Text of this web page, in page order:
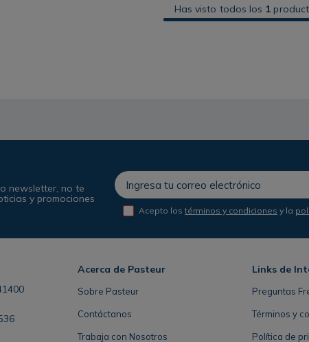
Has visto todos los 1
newsletter, no te
y promociones
Acepto lostérminos y condiciones y la
Acerca de Pasteur
Sobre Pasteur
Contáctanos
Trabaja con Nosotros
Links de
Preguntas
Términos y
Política de